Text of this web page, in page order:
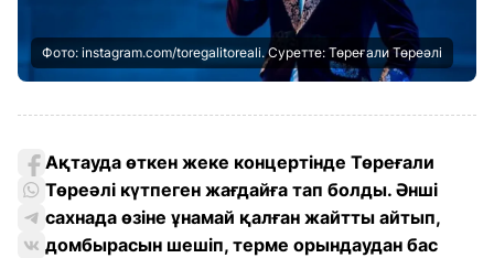
Фото: instagram.com/toregalitoreali. Суретте: Төреғали Төреәлі
Ақтауда өткен жеке концертінде Төреғали
Төреәлі күтпеген жағдайға тап болды. Әнші
сахнада өзіне ұнамай қалған жайтты айтып,
домбырасын шешіп, терме орындаудан бас